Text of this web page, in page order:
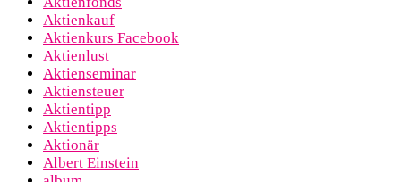
Aktienkauf
Aktienkurs Facebook
Aktienlust
Aktienseminar
Aktiensteuer
Aktientipp
Aktientipps
Aktionär
Albert Einstein